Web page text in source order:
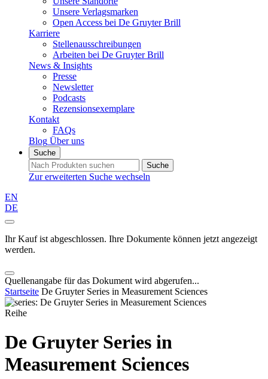
Unsere Verlagsmarken
Open Access bei De Gruyter Brill
Karriere
Stellenausschreibungen
Arbeiten bei De Gruyter Brill
News & Insights
Presse
Newsletter
Podcasts
Rezensionsexemplare
Kontakt
FAQs
Blog Über uns
Suche
Suche
Zur erweiterten Suche wechseln
EN
DE
Ihr Kauf ist abgeschlossen. Ihre Dokumente können jetzt angezeigt
werden.
Quellenangabe für das Dokument wird abgerufen...
Startseite De Gruyter Series in Measurement Sciences
Reihe
De Gruyter Series in
Measurement Sciences